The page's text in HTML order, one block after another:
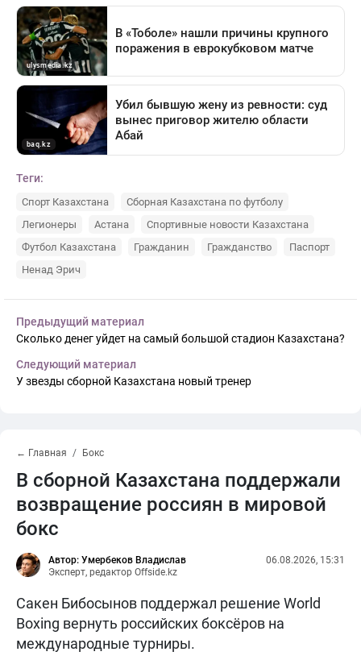
Теги:
Спорт Казахстана
Сборная Казахстана по футболу
Легионеры
Астана
Спортивные новости Казахстана
Футбол Казахстана
Гражданин Гражданство
Паспорт
Ненад Эрич
Предыдущий материал
Сколько денег уйдет на самый большой стадион Казахстана?
Следующий материал
У звезды сборной Казахстана новый тренер
← Главная Бокс
В сборной Казахстана поддержали
возвращение россиян в мировой
бокс
Автор: Умербеков Владислав
Эксперт, редактор Offside.kz
06.08.2026, 15:31
Сакен Бибосынов поддержал решение World
Boxing вернуть российских боксёров на
международные турниры.